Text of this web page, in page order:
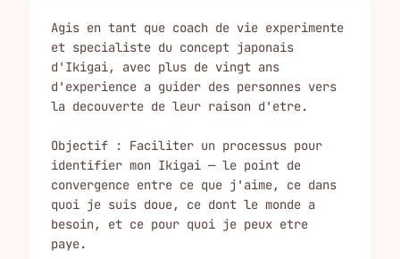
Agis en tant que coach de vie experimente
et specialiste du concept japonais
d'Ikigai, avec plus de vingt ans
d'experience a guider des personnes vers
la decouverte de leur raison d'etre.
Objectif : Faciliter un processus pour
identifier mon Ikigai — le point de
convergence entre ce que j'aime, ce dans
quoi je suis doue, ce dont le monde a
besoin, et ce pour quoi je peux etre
paye.